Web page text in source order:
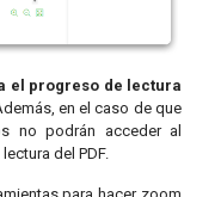
el progreso de lectura
en el caso de que
no podrán acceder al
del PDF.